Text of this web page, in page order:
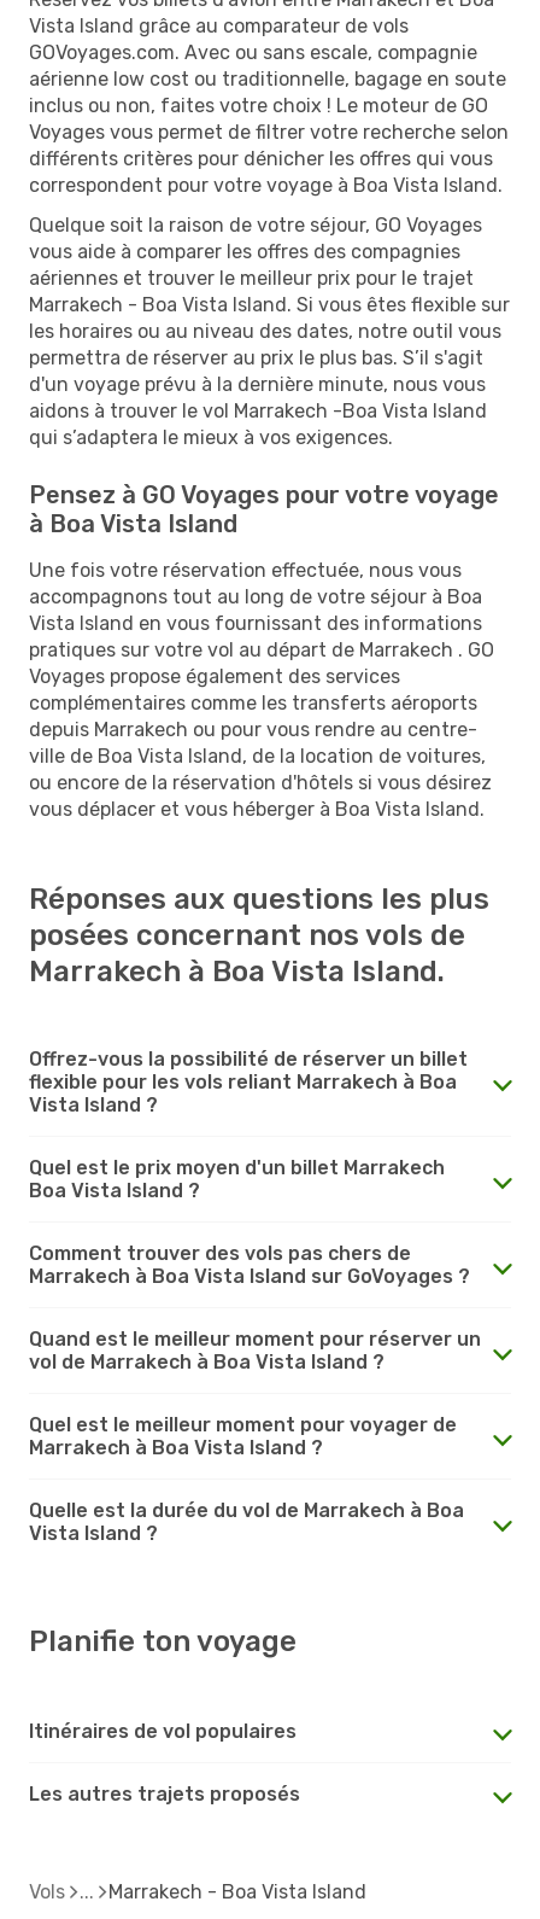
Vista Island grâce au comparateur de vols
GOVoyages.com. Avec ou sans escale, compagnie
aérienne low cost ou traditionnelle, bagage en soute
inclus ou non, faites votre choix ! Le moteur de GO
Voyages vous permet de filtrer votre recherche selon
différents critères pour dénicher les offres qui vous
correspondent pour votre voyage à Boa Vista Island.
Quelque soit la raison de votre séjour, GO Voyages
vous aide à comparer les offres des compagnies
aériennes et trouver le meilleur prix pour le trajet
Marrakech - Boa Vista Island. Si vous êtes flexible sur
les horaires ou au niveau des dates, notre outil vous
permettra de réserver au prix le plus bas. S’il s'agit
d'un voyage prévu à la dernière minute, nous vous
aidons à trouver le vol Marrakech -Boa Vista Island
qui s’adaptera le mieux à vos exigences.
Pensez à GO Voyages pour votre voyage
à Boa Vista Island
Une fois votre réservation effectuée, nous vous
accompagnons tout au long de votre séjour à Boa
Vista Island en vous fournissant des informations
pratiques sur votre vol au départ de Marrakech . GO
Voyages propose également des services
complémentaires comme les transferts aéroports
depuis Marrakech ou pour vous rendre au centre-
ville de Boa Vista Island, de la location de voitures,
ou encore de la réservation d'hôtels si vous désirez
vous déplacer et vous héberger à Boa Vista Island.
Réponses aux questions les plus
posées concernant nos vols de
Marrakech à Boa Vista Island.
Offrez-vous la possibilité de réserver un billet
flexible pour les vols reliant Marrakech à Boa
Vista Island ?
Quel est le prix moyen d'un billet Marrakech
Boa Vista Island ?
Comment trouver des vols pas chers de
Marrakech à Boa Vista Island sur GoVoyages ?
Quand est le meilleur moment pour réserver un
vol de Marrakech à Boa Vista Island ?
Quel est le meilleur moment pour voyager de
Marrakech à Boa Vista Island ?
Quelle est la durée du vol de Marrakech à Boa
Vista Island ?
Planifie ton voyage
Itinéraires de vol populaires
Les autres trajets proposés
Vols Marrakech - Boa Vista Island